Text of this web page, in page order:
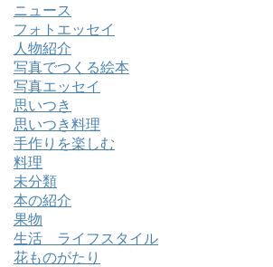
ニュース
フォトエッセイ
人物紹介
写真でつくる絵本
写真エッセイ
思いつき
思いつき料理
手作りを楽しむ
料理
未分類
本の紹介
果物
生活 ライフスタイル
花ものがたり